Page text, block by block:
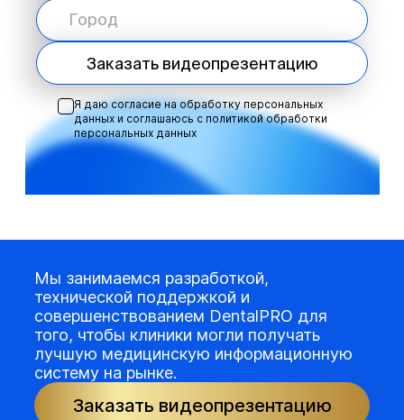
Заказать видеопрезентацию
Я даю согласие на обработку персональных
данных и соглашаюсь с политикой обработки
персональных данных
Мы занимаемся разработкой,
технической поддержкой и
совершенствованием DentalPRO для
того, чтобы клиники могли получать
лучшую медицинскую информационную
систему на рынке.
Заказать видеопрезентацию